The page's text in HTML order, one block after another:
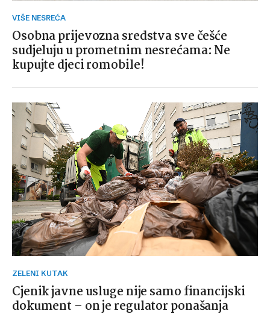
VIŠE NESREĆA
Osobna prijevozna sredstva sve češće
sudjeluju u prometnim nesrećama: Ne
kupujte djeci romobile!
ZELENI KUTAK
Cjenik javne usluge nije samo financijski
dokument – on je regulator ponašanja